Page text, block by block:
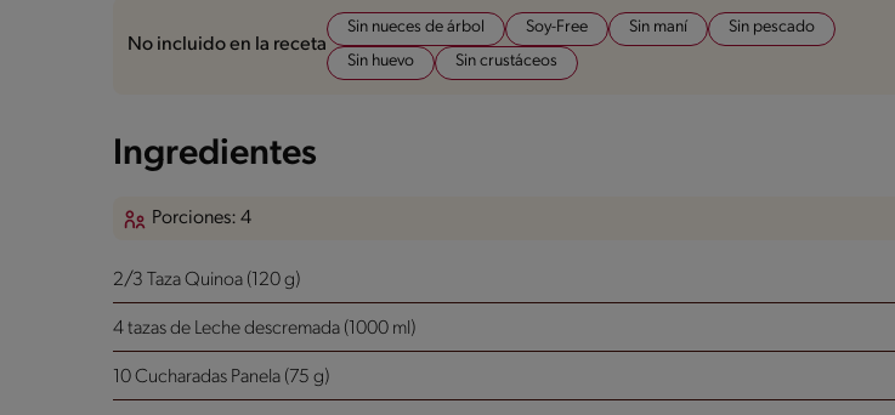
No incluido en la receta
Sin nueces de árbol Soy-Free Sin maní
Sin pescado
Sin huevo
Sin crustáceos
Ingredientes
Porciones: 4
2/3 Taza Quinoa (120 g)
4 tazas de Leche descremada (1000 ml)
10 Cucharadas Panela (75 g)